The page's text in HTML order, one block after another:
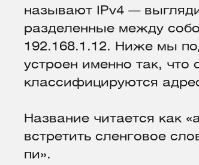
называют IPv4 —
разделенные между
192.168.1.12. Ниже мы
устроен именно так, что
классифицируются
Название читается как
встретить сленговое
пи».